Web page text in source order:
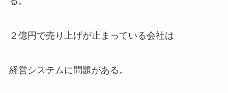
２億円で売り上げが止まっている会社は
経営システムに問題がある。